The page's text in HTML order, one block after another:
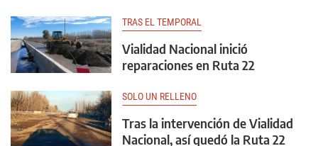
TRAS EL TEMPORAL
Vialidad Nacional inició
reparaciones en Ruta 22
SOLO UN RELLENO
Tras la intervención de Vialidad
Nacional, así quedó la Ruta 22